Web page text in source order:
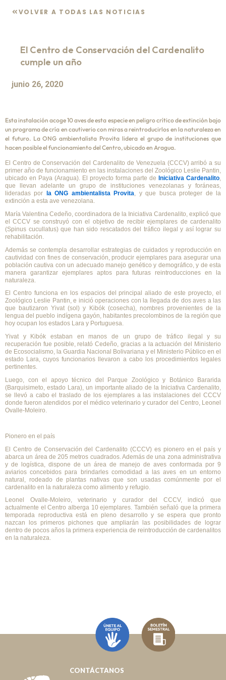
VOLVER A TODAS LAS NOTICIAS
El Centro de Conservación del Cardenalito
cumple un año
junio 26, 2020
Esta instalación acoge 10 aves de esta especie en peligro crítico de extinción bajo
un programa de cría en cautiverio con miras a reintroducirlos en la naturaleza en
el futuro. La ONG ambientalista Provita lidera el grupo de instituciones que
hacen posible el funcionamiento del Centro, ubicado en Aragua.
El Centro de Conservación del Cardenalito de Venezuela (CCCV) arribó a su
primer año de funcionamiento en las instalaciones del Zoológico Leslie Pantin,
ubicado en Paya (Aragua). El proyecto forma parte de Iniciativa Cardenalito,
que llevan adelante un grupo de instituciones venezolanas y foráneas,
lideradas por
la ONG ambientalista Provita, y que busca proteger de la
extinción a esta ave venezolana.
María Valentina Cedeño, coordinadora de la Iniciativa Cardenalito, explicó que
el CCCV se construyó con el objetivo de recibir ejemplares de cardenalito
(Spinus cucullatus) que han sido rescatados del tráfico ilegal y así lograr su
rehabilitación.
Además se contempla desarrollar estrategias de cuidados y reproducción en
cautividad con fines de conservación, producir ejemplares para asegurar una
población cautiva con un adecuado manejo genético y demográfico, y de esta
manera garantizar ejemplares aptos para futuras reintroducciones en la
naturaleza.
El Centro funciona en los espacios del principal aliado de este proyecto, el
Zoológico Leslie Pantin, e inició operaciones con la llegada de dos aves a las
que bautizaron Yivat (sol) y Kibók (cosecha), nombres provenientes de la
lengua del pueblo indígena gayón, habitantes precolombinos de la región que
hoy ocupan los estados Lara y Portuguesa.
Yivat y Kibók estaban en manos de un grupo de tráfico ilegal y su
recuperación fue posible, relató Cedeño, gracias a la actuación del Ministerio
de Ecosocialismo, la Guardia Nacional Bolivariana y el Ministerio Público en el
estado Lara, cuyos funcionarios llevaron a cabo los procedimientos legales
pertinentes.
Luego, con el apoyo técnico del Parque Zoológico y Botánico Bararida
(Barquisimeto, estado Lara), un importante aliado de la Iniciativa Cardenalito,
se llevó a cabo el traslado de los ejemplares a las instalaciones del CCCV
donde fueron atendidos por el médico veterinario y curador del Centro, Leonel
Ovalle-Moleiro.
Pionero en el país
El Centro de Conservación del Cardenalito (CCCV) es pionero en el país y
abarca un área de 205 metros cuadrados. Además de una zona administrativa
y de logística, dispone de un área de manejo de aves conformada por 9
aviarios concebidos para brindarles comodidad a las aves en un entorno
natural, rodeado de plantas nativas que son usadas comúnmente por el
cardenalito en la naturaleza como alimento y refugio.
Leonel Ovalle-Moleiro, veterinario y curador del CCCV, indicó que
actualmente el Centro alberga 10 ejemplares. También señaló que la primera
temporada reproductiva está en pleno desarrollo y se espera que pronto
nazcan los primeros pichones que ampliarán las posibilidades de lograr
dentro de pocos años la primera experiencia de reintroducción de cardenalitos
en la naturaleza.
CONTÁCTANOS